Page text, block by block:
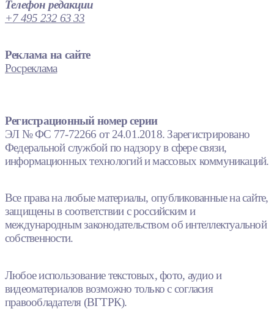
Телефон редакции
+7 495 232 63 33
Реклама на сайте
Росреклама
Регистрационный номер серии
ЭЛ № ФС 77-72266 от 24.01.2018. Зарегистрировано
Федеральной службой по надзору в сфере связи,
информационных технологий и массовых коммуникаций.
Все права на любые материалы, опубликованные на сайте,
защищены в соответствии с российским и
международным законодательством об интеллектуальной
собственности.
Любое использование текстовых, фото, аудио и
видеоматериалов возможно только с согласия
правообладателя (ВГТРК).